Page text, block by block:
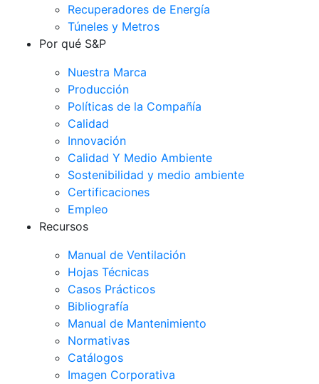
Recuperadores de Energía
Túneles y Metros
Por qué S&P
Nuestra Marca
Producción
Políticas de la Compañía
Calidad
Innovación
Calidad Y Medio Ambiente
Sostenibilidad y medio ambiente
Certificaciones
Empleo
Recursos
Manual de Ventilación
Hojas Técnicas
Casos Prácticos
Bibliografía
Manual de Mantenimiento
Normativas
Catálogos
Imagen Corporativa